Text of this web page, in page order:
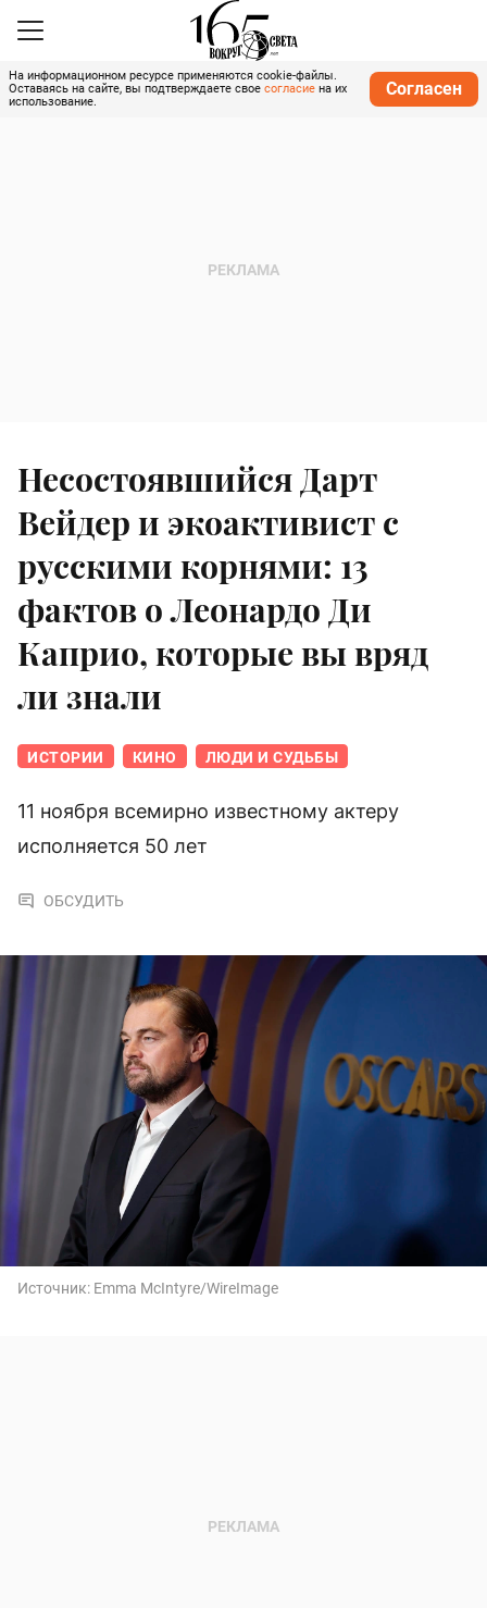
На информационном ресурсе применяются cookie-файлы.
Оставаясь на сайте, вы подтверждаете свое согласие на их
использование.
Согласен
Несостоявшийся Дарт
Вейдер и экоактивист с
русскими корнями: 13
фактов о Леонардо Ди
Каприо, которые вы вряд
ли знали
ИСТОРИИ КИНО ЛЮДИ И СУДЬБЫ
11 ноября всемирно известному актеру
исполняется 50 лет
ОБСУДИТЬ
Источник: Emma McIntyre/WireImage